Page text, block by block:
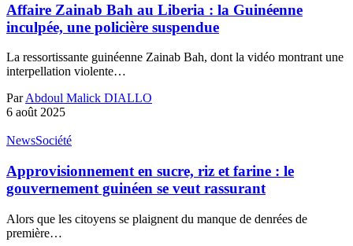
Affaire Zainab Bah au Liberia : la Guinéenne
inculpée, une policière suspendue
La ressortissante guinéenne Zainab Bah, dont la vidéo montrant une
interpellation violente…
Par Abdoul Malick DIALLO
6 août 2025
NewsSociété
Approvisionnement en sucre, riz et farine : le
gouvernement guinéen se veut rassurant
Alors que les citoyens se plaignent du manque de denrées de
première…